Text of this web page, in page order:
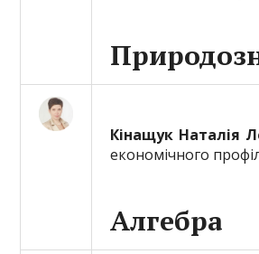
Кінащук Наталія
економічного
Алгебра